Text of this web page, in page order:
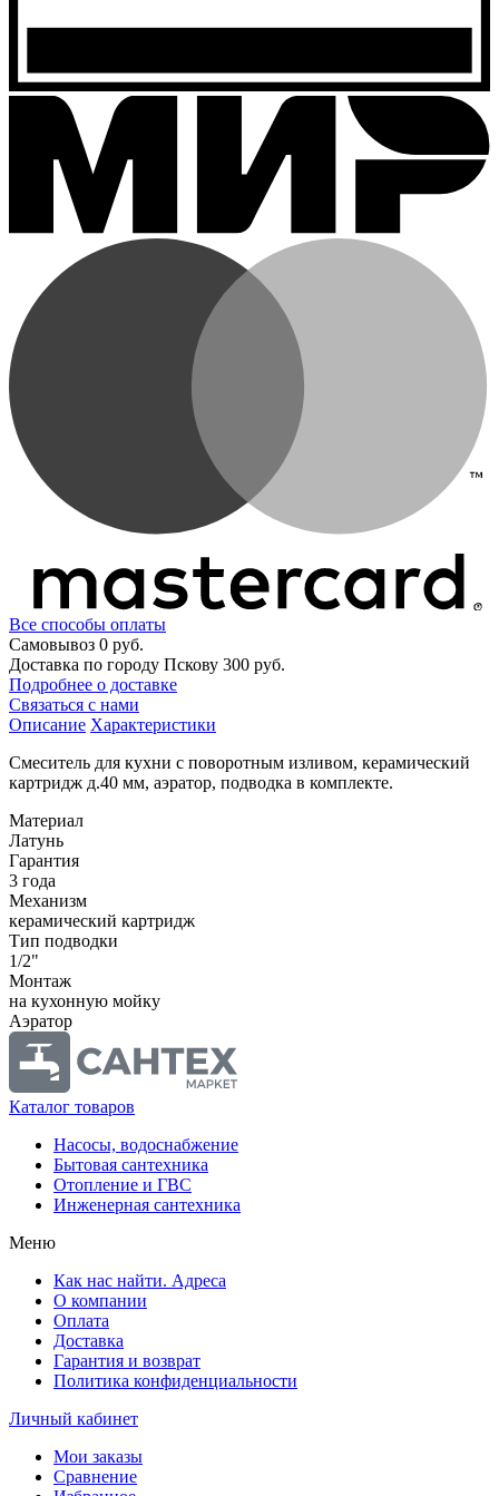
Все способы оплаты
Самовывоз 0 руб.
Доставка по городу Пскову 300 руб.
Подробнее о доставке
Связаться с нами
Описание Характеристики
Смеситель для кухни с поворотным изливом, керамический
картридж д.40 мм, аэратор, подводка в комплекте.
Материал
Латунь
Гарантия
3 года
Механизм
керамический картридж
Тип подводки
1/2"
Монтаж
на кухонную мойку
Аэратор
Каталог товаров
Насосы, водоснабжение
Бытовая сантехника
Отопление и ГВС
Инженерная сантехника
Меню
Как нас найти. Адреса
О компании
Оплата
Доставка
Гарантия и возврат
Политика конфиденциальности
Личный кабинет
Мои заказы
Сравнение